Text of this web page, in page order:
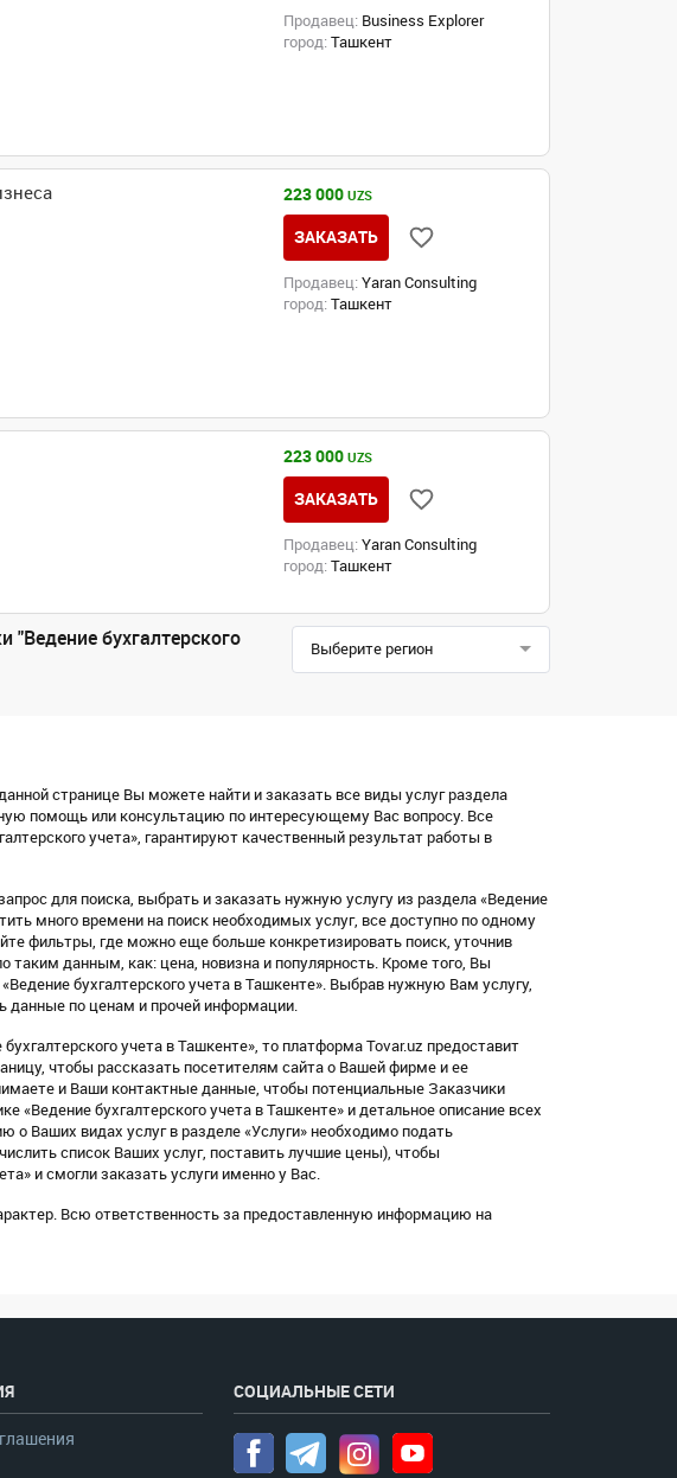
Продавец: Business Explorer
город: Ташкент
223 000UZS
ЗАКАЗАТЬ
Продавец: Yaran Consulting
город: Ташкент
223 000UZS
ЗАКАЗАТЬ
Продавец: Yaran Consulting
город: Ташкент
"Ведение бухгалтерского
Выберите регион
странице Вы можете найти и заказать все виды услуг раздела
помощь или консультацию по интересующему Вас вопросу. Все
учета», гарантируют качественный результат работы в
для поиска, выбрать и заказать нужную услугу из раздела «Ведение
много времени на поиск необходимых услуг, все доступно по одному
фильтры, где можно еще больше конкретизировать поиск, уточнив
таким данным, как: цена, новизна и популярность. Кроме того, Вы
бухгалтерского учета в Ташкенте». Выбрав нужную Вам услугу,
данные по ценам и прочей информации.
учета в Ташкенте», то платформа Tovar.uz предоставит
чтобы рассказать посетителям сайта о Вашей фирме и ее
и Ваши контактные данные, чтобы потенциальные Заказчики
бухгалтерского учета в Ташкенте» и детальное описание всех
Ваших видах услуг в разделе «Услуги» необходимо подать
список Ваших услуг, поставить лучшие цены), чтобы
и смогли заказать услуги именно у Вас.
Всю ответственность за предоставленную информацию на
СОЦИАЛЬНЫЕ СЕТИ